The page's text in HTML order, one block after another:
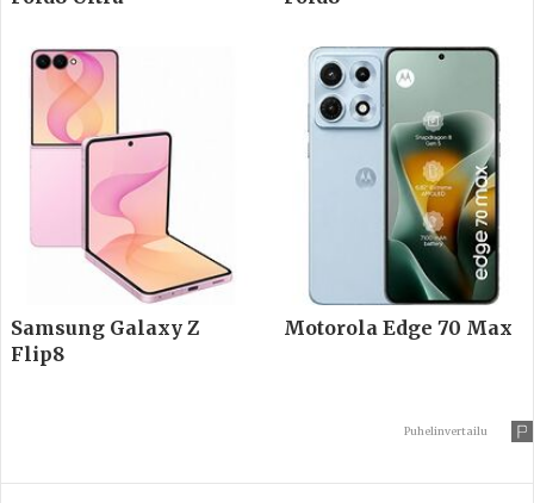
Samsung Galaxy Z
Flip8
Motorola Edge 70 Max
Puhelinvertailu